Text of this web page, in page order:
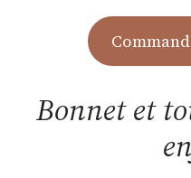
Bonnet et